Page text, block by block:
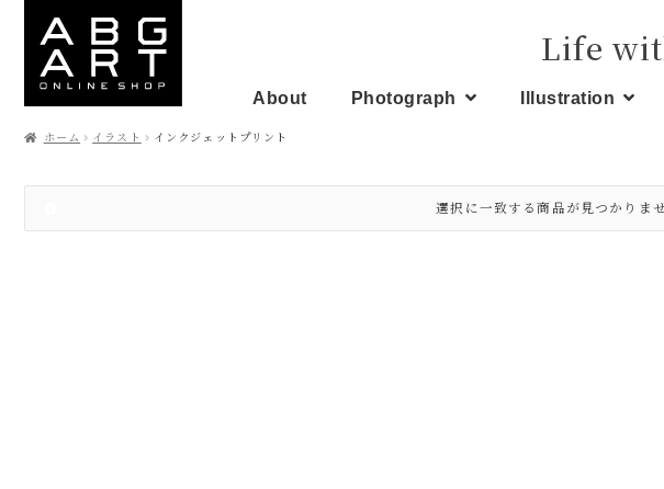
へ
キ
Life
About Photograph Illustration
ホーム イラスト インクジェットプリント
選択に一致する商品が見つかりま